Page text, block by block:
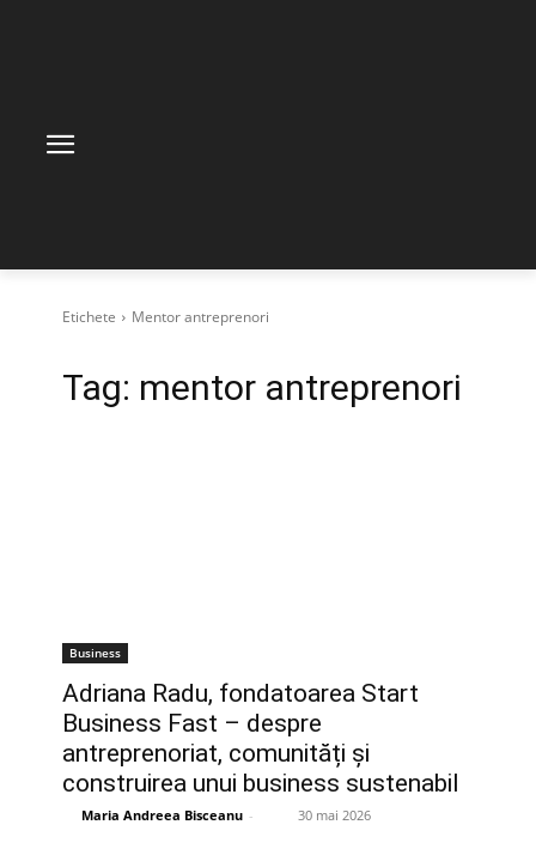
Etichete Mentor antreprenori
Tag: mentor antreprenori
Business
Adriana Radu, fondatoarea Start
Business Fast – despre
antreprenoriat, comunități și
construirea unui business sustenabil
Maria Andreea Bisceanu - 30 mai 2026